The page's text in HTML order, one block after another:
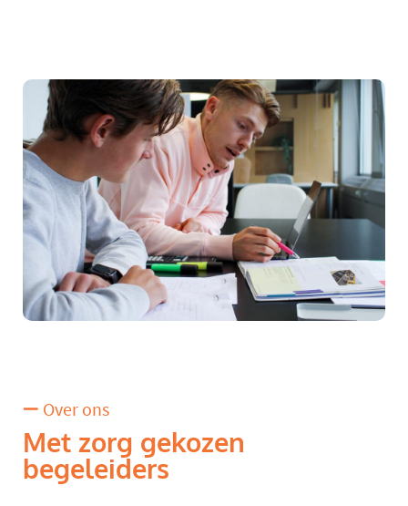
Over ons
Met zorg gekozen
begeleiders